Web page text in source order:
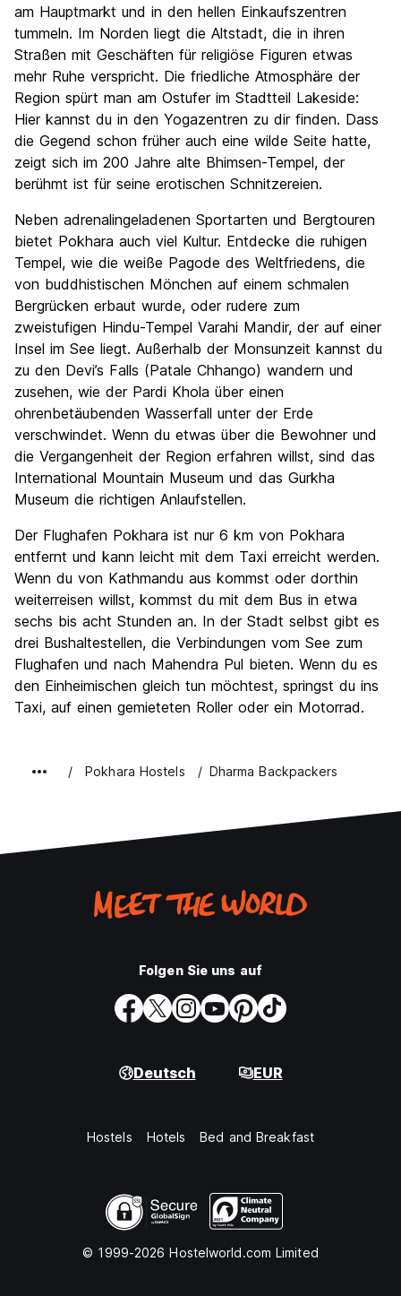
am Hauptmarkt und in den hellen Einkaufszentren
tummeln. Im Norden liegt die Altstadt, die in ihren
Straßen mit Geschäften für religiöse Figuren etwas
mehr Ruhe verspricht. Die friedliche Atmosphäre der
Region spürt man am Ostufer im Stadtteil Lakeside:
Hier kannst du in den Yogazentren zu dir finden. Dass
die Gegend schon früher auch eine wilde Seite hatte,
zeigt sich im 200 Jahre alte Bhimsen-Tempel, der
berühmt ist für seine erotischen Schnitzereien.
Neben adrenalingeladenen Sportarten und Bergtouren
bietet Pokhara auch viel Kultur. Entdecke die ruhigen
Tempel, wie die weiße Pagode des Weltfriedens, die
von buddhistischen Mönchen auf einem schmalen
Bergrücken erbaut wurde, oder rudere zum
zweistufigen Hindu-Tempel Varahi Mandir, der auf einer
Insel im See liegt. Außerhalb der Monsunzeit kannst du
zu den Devi’s Falls (Patale Chhango) wandern und
zusehen, wie der Pardi Khola über einen
ohrenbetäubenden Wasserfall unter der Erde
verschwindet. Wenn du etwas über die Bewohner und
die Vergangenheit der Region erfahren willst, sind das
International Mountain Museum und das Gurkha
Museum die richtigen Anlaufstellen.
Der Flughafen Pokhara ist nur 6 km von Pokhara
entfernt und kann leicht mit dem Taxi erreicht werden.
Wenn du von Kathmandu aus kommst oder dorthin
weiterreisen willst, kommst du mit dem Bus in etwa
sechs bis acht Stunden an. In der Stadt selbst gibt es
drei Bushaltestellen, die Verbindungen vom See zum
Flughafen und nach Mahendra Pul bieten. Wenn du es
den Einheimischen gleich tun möchtest, springst du ins
Taxi, auf einen gemieteten Roller oder ein Motorrad.
Pokhara Hostels Dharma Backpackers
Folgen Sie uns auf
Deutsch EUR
Hostels Hotels Bed and Breakfast
© 1999-2026 Hostelworld.com Limited